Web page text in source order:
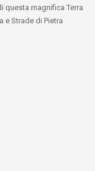
questa magnifica Terra
e Strade di Pietra